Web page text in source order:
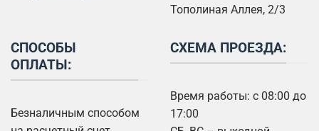
Тополиная Аллея, 2/3
СПОСОБЫ
ОПЛАТЫ:
Безналичным способом
СХЕМА ПРОЕЗДА:
Время работы: с 08:00 до
17:00